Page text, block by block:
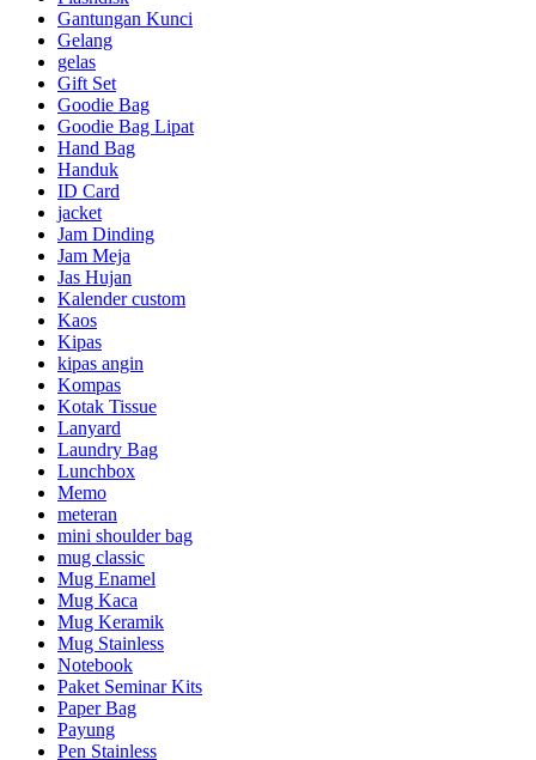
Gantungan Kunci
Gelang
gelas
Gift Set
Goodie Bag
Goodie Bag Lipat
Hand Bag
Handuk
ID Card
jacket
Jam Dinding
Jam Meja
Jas Hujan
Kalender custom
Kaos
Kipas
kipas angin
Kompas
Kotak Tissue
Lanyard
Laundry Bag
Lunchbox
Memo
meteran
mini shoulder bag
mug classic
Mug Enamel
Mug Kaca
Mug Keramik
Mug Stainless
Notebook
Paket Seminar Kits
Paper Bag
Payung
Pen Stainless